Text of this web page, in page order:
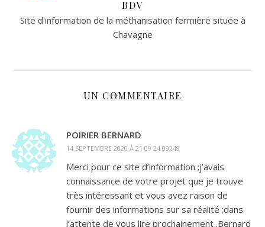
BDV
Site d'information de la méthanisation fermière située à
Chavagne
UN COMMENTAIRE
POIRIER BERNARD
14 SEPTEMBRE 2020 À 21 09 24 09249
Merci pour ce site d’information ;j’avais
connaissance de votre projet que je trouve
très intéressant et vous avez raison de
fournir des informations sur sa réalité ;dans
l’attente de vous lire prochainement .Bernard